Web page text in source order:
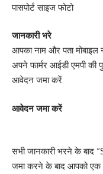
पासपोर्ट साइज फोटो
जानकारी भरे
आपका नाम और पता
अपने फार्मर आईडी एमपी की
आवेदन जमा करें
आवेदन जमा करें
सभी जानकारी भरने के बाद
जमा करने के बाद आपको एक